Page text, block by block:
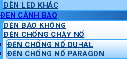
ĐÈN LED KHÁC
ĐÈN CẢNH BÁO
ĐÈN BÁO KHÔNG
ĐÈN CHỐNG CHÁY NỔ
ĐÈN CHỐNG NỔ DUHAL
ĐÈN CHỐNG NỔ PARAGON